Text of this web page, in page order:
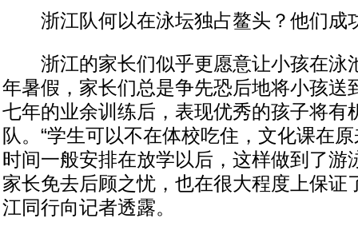
浙江队何以在泳坛独占鳌头？他们成
浙江的家长们似乎更愿意让小孩在泳
年暑假，家长们总是争先恐后地将小孩送
七年的业余训练后，表现优秀的孩子将有
队。“学生可以不在体校吃住，文化课在
时间一般安排在放学以后，这样做到了游
家长免去后顾之忧，也在很大程度上保证
江同行向记者透露。